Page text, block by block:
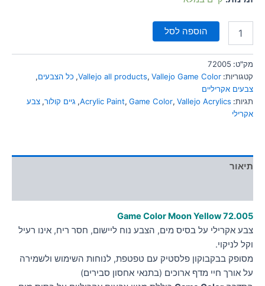
הוספה לסל
מק"ט: 72005
קטגוריות:
Vallejo all products, Vallejo Game Color
, כל הצבעים,
צבעים אקריליים
תגיות:
Acrylic Paint, Game Color, Vallejo Acrylics
, גיים קולור, צבע
אקרילי
תיאור
Game Color Moon Yellow72.005
צבע אקרילי על בסיס מים, הצבע נוח ליישום, חסר ריח, אינו רעיל
וקל לניקוי.
מסופק בבקבוקון פלסטיק עם טפטפת, לנוחות השימוש ולשמירה
על אורך חיי מדף ארוכים (בתנאי אחסון סבירים)